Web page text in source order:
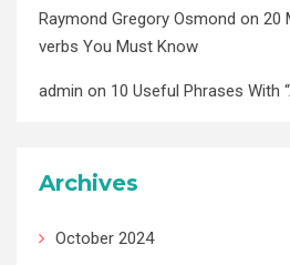
Raymond Gregory Osmond on 20
verbs You Must Know
admin on 10 Useful Phrases With
Archives
October 2024